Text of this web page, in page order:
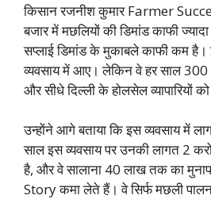
किसान रजनीश कुमार Farmer
बजार में मछलियों की डिमांड काफी
सप्लाई डिमांड के मुकाबले काफी कम
व्यवसाय में आए। लेकिन वे हर साल
और सीधे दिल्ली के होलसेल व्यापारियों
उन्होंने आगे बताया कि इस व्यवसाय में
साल इस व्यवसाय पर उनकी लागत 2
है, और वे सालाना 40 लाख तक का
Story कमा लेते हैं। वे सिर्फ मछली